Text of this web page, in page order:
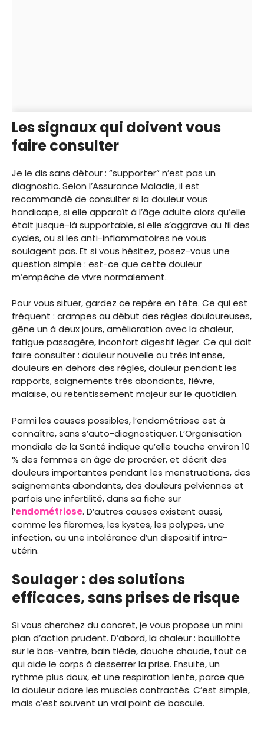
Les signaux qui doivent vous
faire consulter
Je le dis sans détour : “supporter” n’est pas un
diagnostic. Selon l’Assurance Maladie, il est
recommandé de consulter si la douleur vous
handicape, si elle apparaît à l’âge adulte alors qu’elle
était jusque-là supportable, si elle s’aggrave au fil des
cycles, ou si les anti-inflammatoires ne vous
soulagent pas. Et si vous hésitez, posez-vous une
question simple : est-ce que cette douleur
m’empêche de vivre normalement.
Pour vous situer, gardez ce repère en tête. Ce qui est
fréquent : crampes au début des règles douloureuses,
gêne un à deux jours, amélioration avec la chaleur,
fatigue passagère, inconfort digestif léger. Ce qui doit
faire consulter : douleur nouvelle ou très intense,
douleurs en dehors des règles, douleur pendant les
rapports, saignements très abondants, fièvre,
malaise, ou retentissement majeur sur le quotidien.
Parmi les causes possibles, l’endométriose est à
connaître, sans s’auto-diagnostiquer. L’Organisation
mondiale de la Santé indique qu’elle touche environ 10
% des femmes en âge de procréer, et décrit des
douleurs importantes pendant les menstruations, des
saignements abondants, des douleurs pelviennes et
parfois une infertilité, dans sa fiche sur
l’endométriose. D’autres causes existent aussi,
comme les fibromes, les kystes, les polypes, une
infection, ou une intolérance d’un dispositif intra-
utérin.
Soulager : des solutions
efficaces, sans prises de risque
Si vous cherchez du concret, je vous propose un mini
plan d’action prudent. D’abord, la chaleur : bouillotte
sur le bas-ventre, bain tiède, douche chaude, tout ce
qui aide le corps à desserrer la prise. Ensuite, un
rythme plus doux, et une respiration lente, parce que
la douleur adore les muscles contractés. C’est simple,
mais c’est souvent un vrai point de bascule.